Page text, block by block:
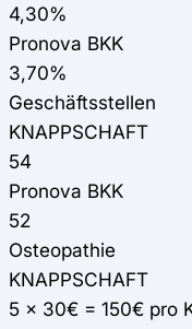
4,30%
Pronova BKK
3,70%
Geschäftsstellen
KNAPPSCHAFT
54
Pronova BKK
52
Osteopathie
KNAPPSCHAFT
5 x 30€ = 150€ pro